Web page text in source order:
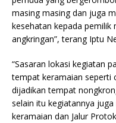
masing masing dan juga
kesehatan kepada pemilik
angkringan”, terang Iptu
“Sasaran lokasi kegiatan
tempat keramaian seperti
dijadikan tempat
selain itu kegiatannya
keramaian dan Jalur